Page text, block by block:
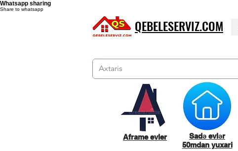
Whatsapp sharing
Share to whatsapp
QEBELESERVIZ.COM
Aframe evler
Sadə evlər
50mdan yuxari